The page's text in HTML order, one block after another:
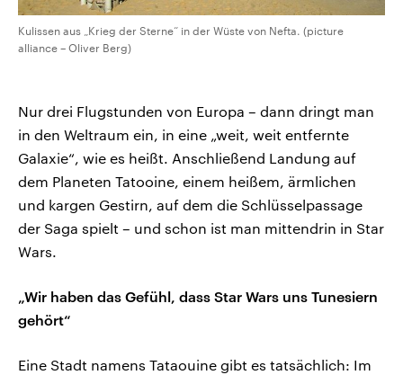
Kulissen aus „Krieg der Sterne“ in der Wüste von Nefta. (picture
alliance – Oliver Berg)
Nur drei Flugstunden von Europa – dann dringt man
in den Weltraum ein, in eine „weit, weit entfernte
Galaxie“, wie es heißt. Anschließend Landung auf
dem Planeten Tatooine, einem heißem, ärmlichen
und kargen Gestirn, auf dem die Schlüsselpassage
der Saga spielt – und schon ist man mittendrin in Star
Wars.
„Wir haben das Gefühl, dass Star Wars uns Tunesiern
gehört“
Eine Stadt namens Tataouine gibt es tatsächlich: Im